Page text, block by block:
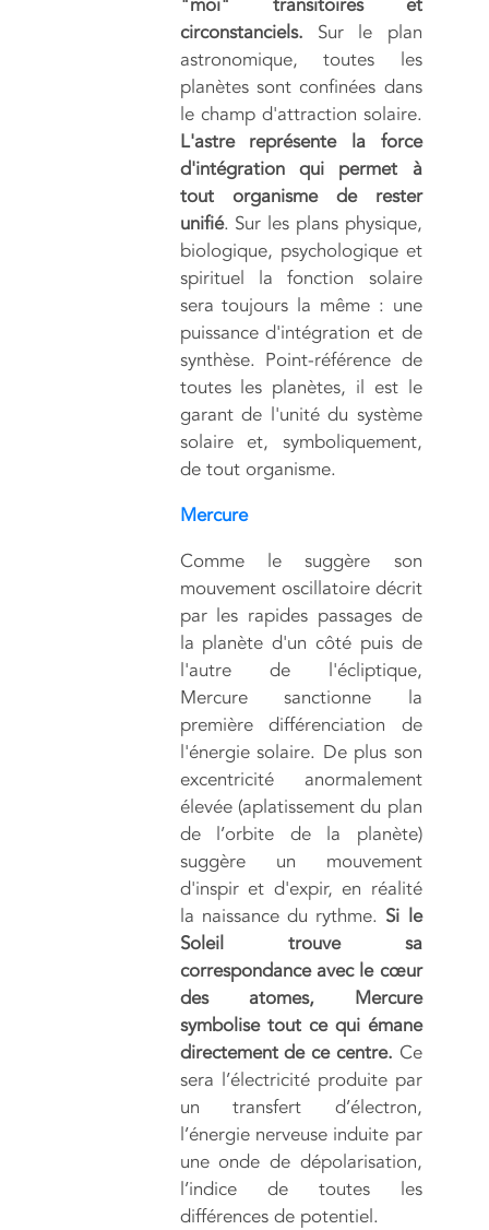
circonstanciels. Sur le plan
astronomique, toutes les
planètes sont confinées dans
le champ d'attraction solaire.
L'astre représente la force
d'intégration qui permet à
tout organisme de rester
unifié. Sur les plans physique,
biologique, psychologique et
spirituel la fonction solaire
sera toujours la même : une
puissance d'intégration et de
synthèse. Point-référence de
toutes les planètes, il est le
garant de l'unité du système
solaire et, symboliquement,
de tout organisme.
Mercure
Comme le suggère son
mouvement oscillatoire décrit
par les rapides passages de
la planète d'un côté puis de
l'autre de l'écliptique,
Mercure sanctionne la
première différenciation de
l'énergie solaire. De plus son
excentricité anormalement
élevée (aplatissement du plan
de l’orbite de la planète)
suggère un mouvement
d'inspir et d'expir, en réalité
la naissance du rythme. Si le
Soleil trouve sa
correspondance avec le cœur
des atomes, Mercure
symbolise tout ce qui émane
directement de ce centre. Ce
sera l’électricité produite par
un transfert d’électron,
l’énergie nerveuse induite par
une onde de dépolarisation,
l’indice de toutes les
différences de potentiel.